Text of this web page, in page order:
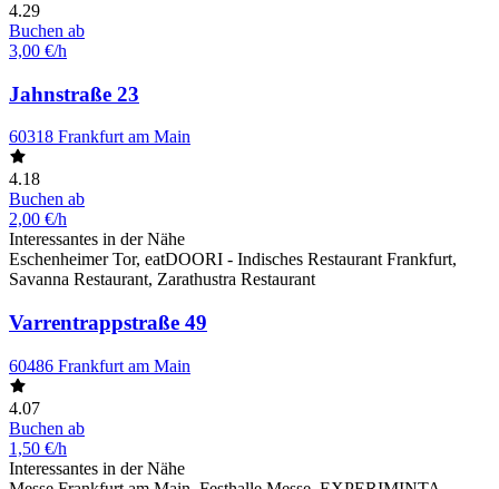
4.29
Buchen ab
3,00 €/h
Jahnstraße 23
60318 Frankfurt am Main
4.18
Buchen ab
2,00 €/h
Interessantes in der Nähe
Eschenheimer Tor, eatDOORI - Indisches Restaurant Frankfurt,
Savanna Restaurant, Zarathustra Restaurant
Varrentrappstraße 49
60486 Frankfurt am Main
4.07
Buchen ab
1,50 €/h
Interessantes in der Nähe